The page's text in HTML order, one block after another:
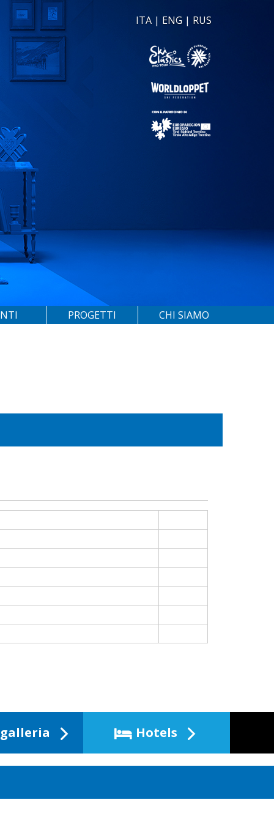
ITA | ENG | RUS
PROGETTI CHI SIAMO
galleria Hotels